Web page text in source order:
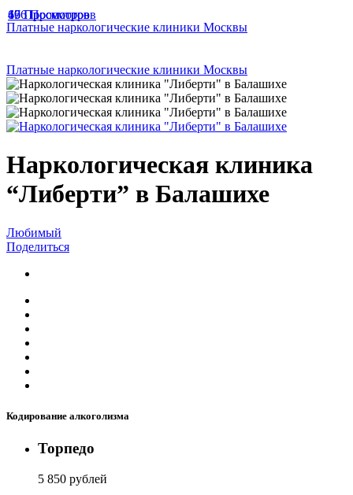
Платные наркологические клиники Москвы
Платные наркологические клиники Москвы
Наркологическая клиника
“Либерти” в Балашихе
Любимый
Поделиться
Кодирование алкоголизма
Торпедо
5 850 рублей
49 Просмотров
166 Просмотров
67 Просмотров